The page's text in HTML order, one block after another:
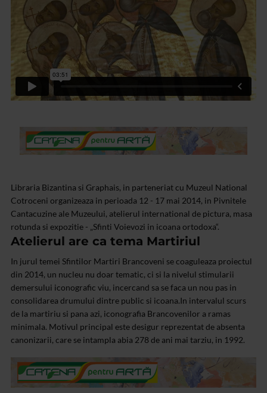
Libraria Bizantina si Graphais, in parteneriat cu Muzeul National
Cotroceni organizeaza in perioada 12 - 17 mai 2014, in Pivnitele
Cantacuzine ale Muzeului, atelierul international de pictura, masa
rotunda si expozitie - „Sfinti Voievozi in icoana ortodoxa“.
Atelierul are ca tema Martiriul
In jurul temei Sfintilor Martiri Brancoveni se coaguleaza proiectul
din 2014, un nucleu nu doar tematic, ci si la nivelul stimularii
demersului iconografic viu, incercand sa se faca un nou pas in
consolidarea drumului dintre public si icoana.In intervalul scurs
de la martiriu si pana azi, iconografia Brancovenilor a ramas
minimala. Motivul principal este desigur reprezentat de absenta
canonizarii, care se intampla abia 278 de ani mai tarziu, in 1992.